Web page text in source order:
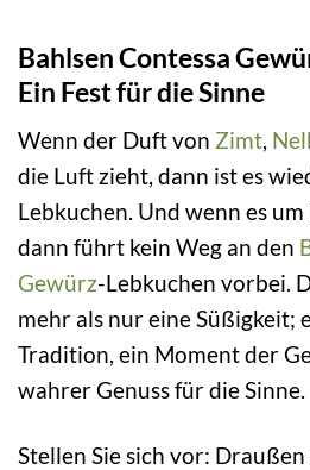
Bahlsen Contessa
Ein Fest für die Sinne
Wenn der Duft von Zimt,
die Luft zieht, dann ist es
Lebkuchen. Und wenn es
dann führt kein Weg an den
Gewürz-Lebkuchen vorbei.
mehr als nur eine Süßigkeit;
Tradition, ein Moment der
wahrer Genuss für die Sinne.
Stellen Sie sich vor: